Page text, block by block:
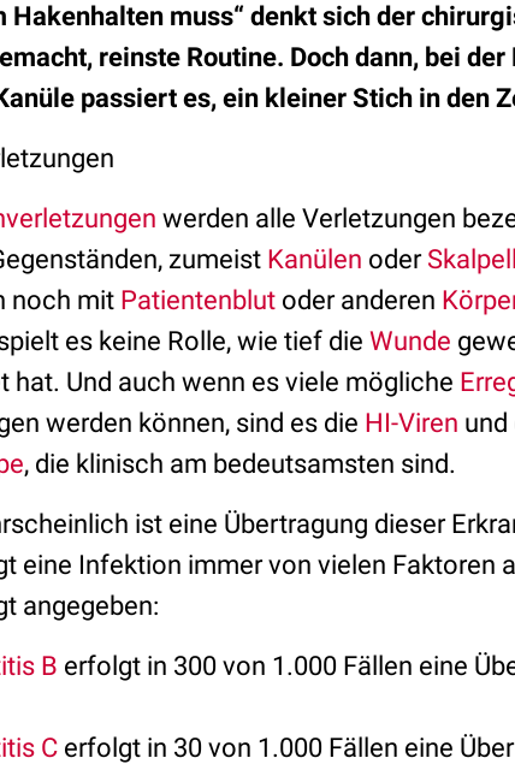
Hakenhalten muss“ denkt sich der
reinste Routine. Doch dann, bei der
passiert es, ein kleiner Stich in den
werden alle Verletzungen
zumeist Kanülen oder
noch mit Patientenblut oder anderen
es keine Rolle, wie tief die Wunde
hat. Und auch wenn es viele mögliche
werden können, sind es die HI-Viren und
, die klinisch am bedeutsamsten sind.
ist eine Übertragung dieser
eine Infektion immer von vielen Faktoren
angegeben:
B erfolgt in 300 von 1.000 Fällen eine
C erfolgt in 30 von 1.000 Fällen eine